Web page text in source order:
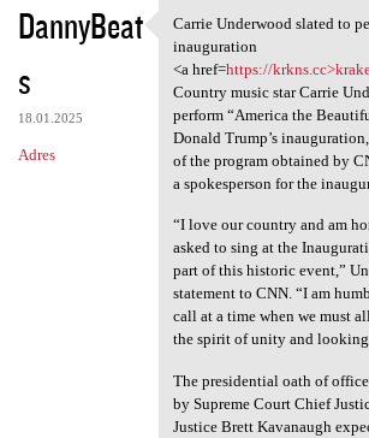
DannyBeat
s
18.01.2025
Adres
Carrie Underwood
Carrie Underwood slated to
inauguration
<a href=https://
Country music star Carrie
perform “America the
Donald Trump’s
of the program obtained by
a spokesperson for the
“I love our country and am
asked to sing at the
part of this historic event,”
statement to CNN. “I am
call at a time when we must
the spirit of unity and
The presidential oath of
by Supreme Court Chief
Justice Brett Kavanaugh